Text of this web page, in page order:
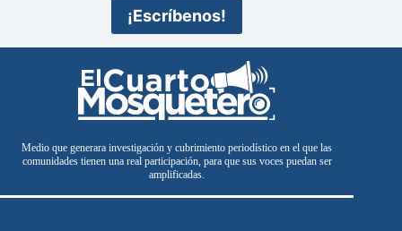
¡Escríbenos!
Medio que generara investigación y cubrimiento periodístico en el que las
comunidades tienen una real participación, para que sus voces puedan ser
amplificadas.